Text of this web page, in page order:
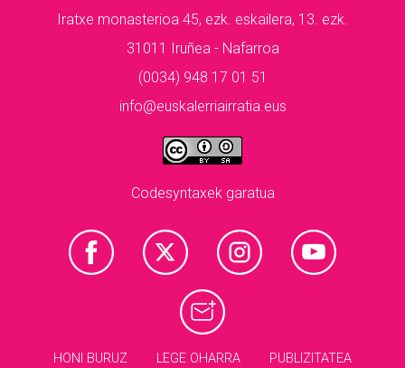
Iratxe monasterioa 45, ezk. eskailera, 13. ezk.
31011 Iruñea - Nafarroa
(0034) 948 17 01 51
info@euskalerriairratia.eus
Codesyntaxek garatua
HONI BURUZ LEGE OHARRA PUBLIZITATEA